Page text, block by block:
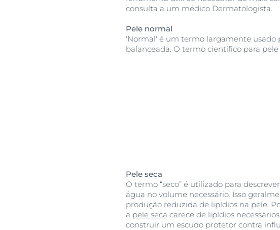
consulta a um médico Dermatologista.
Pele normal
'Normal' é um termo largamente usado
balanceada. O termo científico para
Pele seca
O termo “seco” é utilizado para
água no volume necessário. Isso
produção reduzida de lipídios na pele.
a pele seca carece de lipídios
construir um escudo protetor contra